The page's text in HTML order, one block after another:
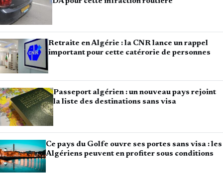
Retraite en Algérie : la CNR lance un rappel
important pour cette catérorie de personnes
Passeport algérien : un nouveau pays rejoint
la liste des destinations sans visa
Ce pays du Golfe ouvre ses portes sans visa : les
Algériens peuvent en profiter sous conditions